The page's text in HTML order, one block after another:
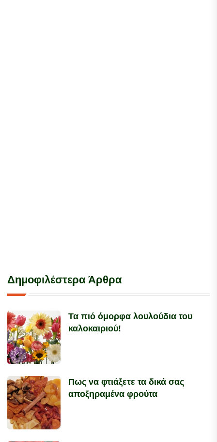
Δημοφιλέστερα Άρθρα
Τα πιό όμορφα λουλούδια του
καλοκαιριού!
Πως να φτιάξετε τα δικά σας
αποξηραμένα φρούτα